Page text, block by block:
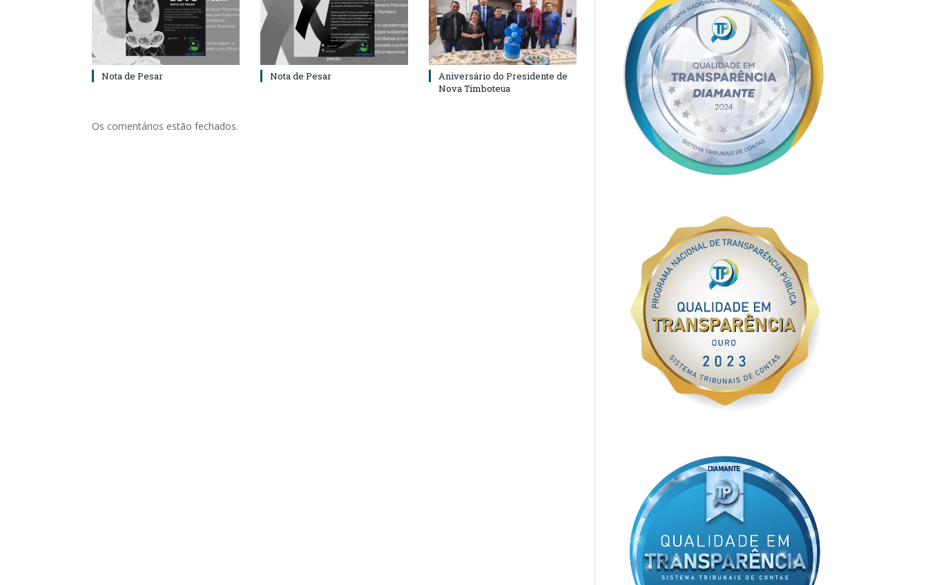
Nota de Pesar Nota de Pesar
Aniversário do Presidente de
Nova Timboteua
Os comentários estão fechados.